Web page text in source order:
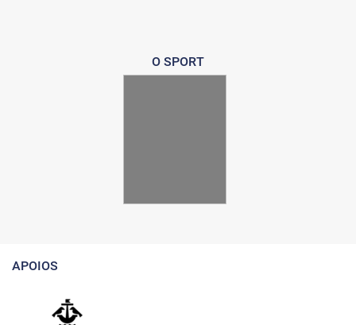
O SPORT
APOIOS